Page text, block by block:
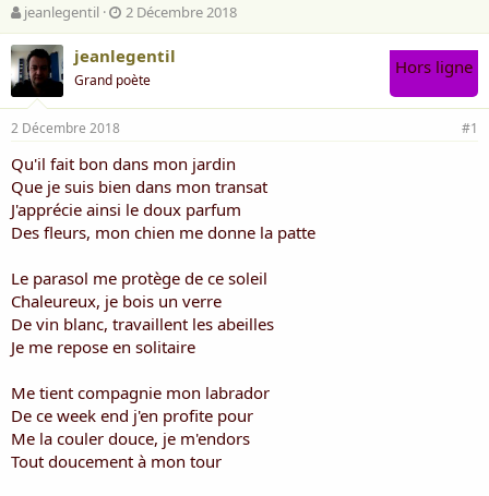
A
u
t
e
u
r
d
e
l
a
d
i
u
s
s
i
n
jeanlegentil
D
a
t
e
d
e
é
b
u
t
2 Décembre 2018
jeanlegentil
Grand poète
Hors ligne
2 Décembre 2018 #1
Qu'il fait bon dans mon jardin
Que je suis bien dans mon transat
J'apprécie ainsi le doux parfum
Des fleurs, mon chien me donne la patte
Le parasol me protège de ce soleil
Chaleureux, je bois un verre
De vin blanc, travaillent les abeilles
Je me repose en solitaire
Me tient compagnie mon labrador
De ce week end j'en profite pour
Me la couler douce, je m'endors
Tout doucement à mon tour